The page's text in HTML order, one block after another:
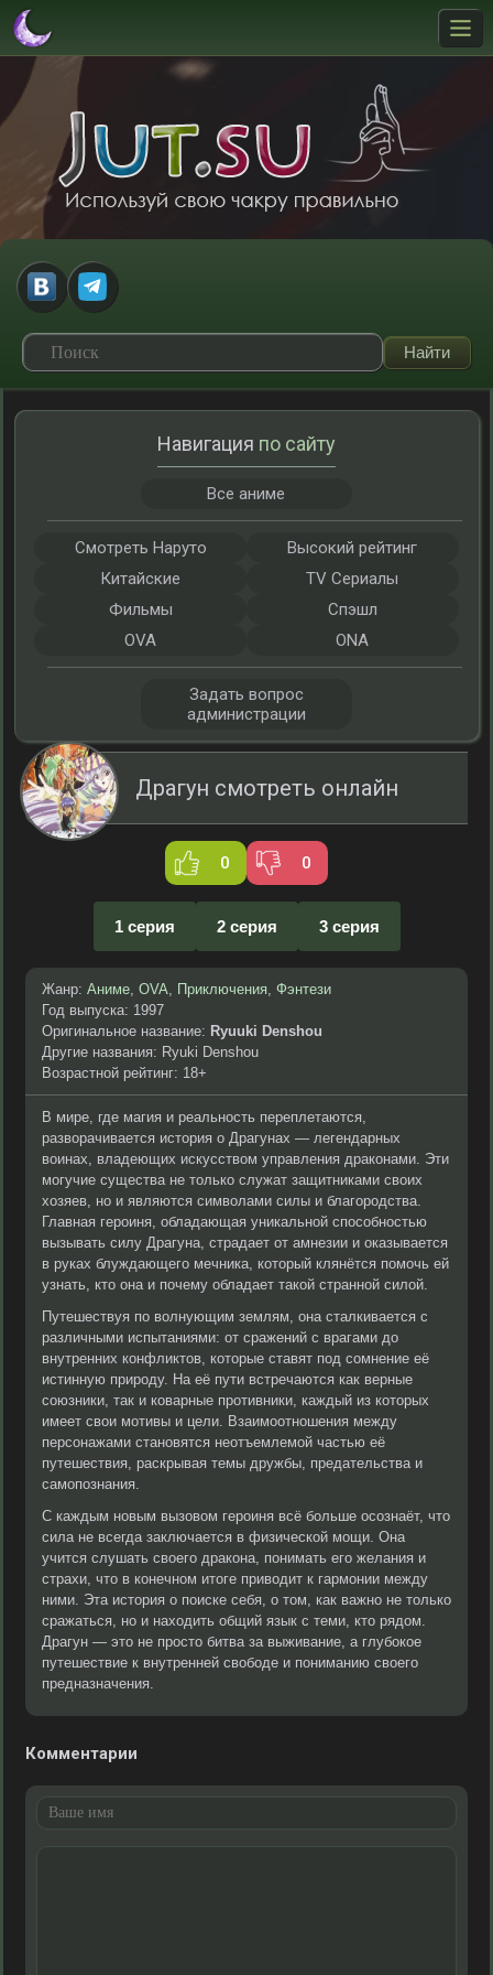
Драгун смотреть онлайн
0 0
1 серия 2 серия 3 серия
Жанр: Аниме, OVA, Приключения, Фэнтези
Год выпуска: 1997
Оригинальное название: Ryuuki Denshou
Другие названия: Ryuki Denshou
Возрастной рейтинг: 18+
В мире, где магия и реальность переплетаются,
разворачивается история о Драгунах — легендарных
воинах, владеющих искусством управления драконами. Эти
могучие существа не только служат защитниками своих
хозяев, но и являются символами силы и благородства.
Главная героиня, обладающая уникальной способностью
вызывать силу Драгуна, страдает от амнезии и оказывается
в руках блуждающего мечника, который клянётся помочь ей
узнать, кто она и почему обладает такой странной силой.
Путешествуя по волнующим землям, она сталкивается с
различными испытаниями: от сражений с врагами до
внутренних конфликтов, которые ставят под сомнение её
истинную природу. На её пути встречаются как верные
союзники, так и коварные противники, каждый из которых
имеет свои мотивы и цели. Взаимоотношения между
персонажами становятся неотъемлемой частью её
путешествия, раскрывая темы дружбы, предательства и
самопознания.
С каждым новым вызовом героиня всё больше осознаёт, что
сила не всегда заключается в физической мощи. Она
учится слушать своего дракона, понимать его желания и
страхи, что в конечном итоге приводит к гармонии между
ними. Эта история о поиске себя, о том, как важно не только
сражаться, но и находить общий язык с теми, кто рядом.
Драгун — это не просто битва за выживание, а глубокое
путешествие к внутренней свободе и пониманию своего
предназначения.
Комментарии
Навигация по сайту
Все аниме
Смотреть Наруто
Высокий рейтинг
Китайские
TV Сериалы
Фильмы
Спэшл
OVA
ONA
Задать вопрос
администрации